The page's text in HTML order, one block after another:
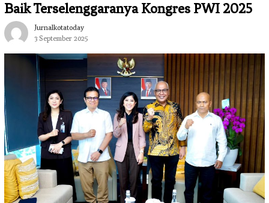
Baik Terselenggaranya Kongres PWI 2025
Jurnalkotatoday
3 September 2025